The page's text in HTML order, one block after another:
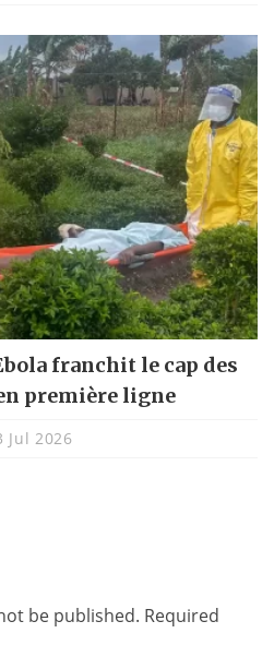
franchit le cap des
première ligne
Jul 2026
be published. Required